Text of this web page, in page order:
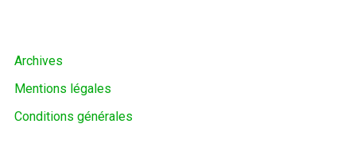
Archives
Mentions légales
Conditions générales